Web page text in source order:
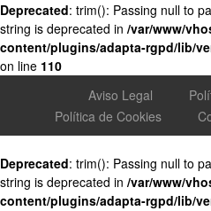
Deprecated: trim(): Passing null to
string is deprecated in /var/www/
content/plugins/adapta-rgpd/lib/
on line 110
Aviso Legal
Política de Cookies
Deprecated: trim(): Passing null to
string is deprecated in /var/www/
content/plugins/adapta-rgpd/lib/